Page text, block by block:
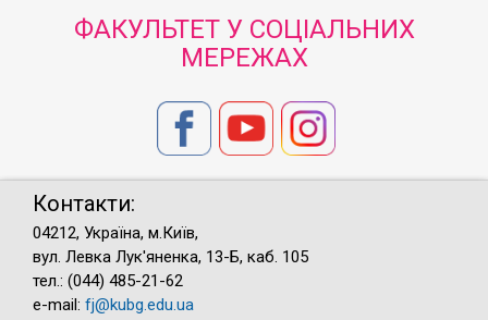
ФАКУЛЬТЕТ У СОЦІАЛЬНИХ
МЕРЕЖАХ
Контакти:
04212, Україна, м.Київ,
вул. Левка Лук'яненка, 13-Б, каб. 105
тел.: (044) 485-21-62
e-mail: fj@kubg.edu.ua